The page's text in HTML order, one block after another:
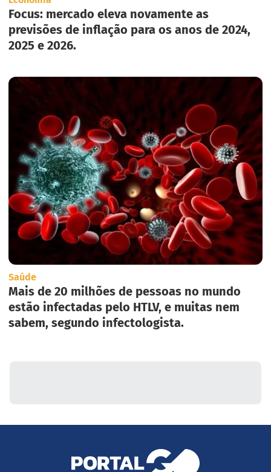
Focus: mercado eleva novamente as
previsões de inflação para os anos de 2024,
2025 e 2026.
Saúde
Mais de 20 milhões de pessoas no mundo
estão infectadas pelo HTLV, e muitas nem
sabem, segundo infectologista.